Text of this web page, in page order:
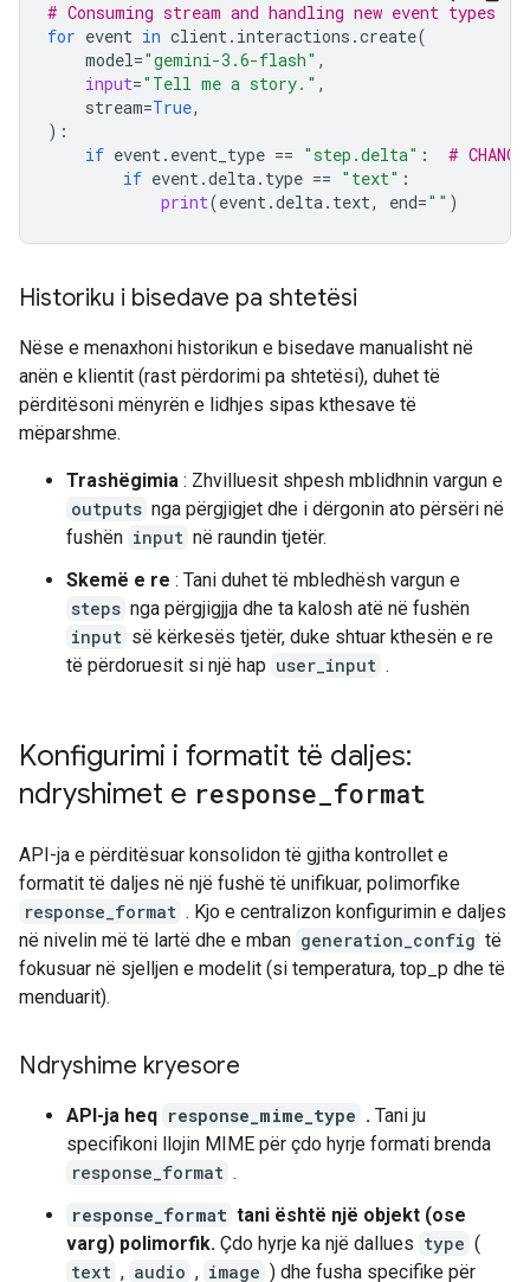
# Consuming stream and handling new event types
for event in client. interactions .create(
model="gemini-3.6-flash" ,
input="Tell me a story." ,
stream=True,
):
if event. event_type == "step.delta" :
#
if event.delta. type == "text" :
print(event.delta. text, end="" )
Historiku i bisedave pa shtetësi
Nëse e menaxhoni historikun e bisedave manualisht në
anën e klientit (rast përdorimi pa shtetësi), duhet të
përditësoni mënyrën e lidhjes sipas kthesave të
mëparshme.
Trashëgimia : Zhvilluesit shpesh mblidhnin vargun e
outputs nga përgjigjet dhe i dërgonin ato përsëri në
fushën input në raundin tjetër.
Skemë e re : Tani duhet të mbledhësh vargun e
steps nga përgjigjja dhe ta kalosh atë në fushën
input së kërkesës tjetër, duke shtuar kthesën e re
të përdoruesit si një hap user_input .
Konfigurimi i formatit të daljes:
ndryshimet e response format
API-ja e përditësuar konsolidon të gjitha kontrollet e
formatit të daljes në një fushë të unifikuar, polimorfike
response_format . Kjo e centralizon konfigurimin e daljes
në nivelin më të lartë dhe e mban generation_config të
fokusuar në sjelljen e modelit (si temperatura, top_p dhe të
menduarit).
Ndryshime kryesore
API-ja heq response_mime_type . Tani ju
specifikoni llojin MIME për çdo hyrje formati brenda
response_format .
response_format tani është një objekt (ose
varg) polimorfik. Çdo hyrje ka një dallues type (
text , audio , image ) dhe fusha specifike për